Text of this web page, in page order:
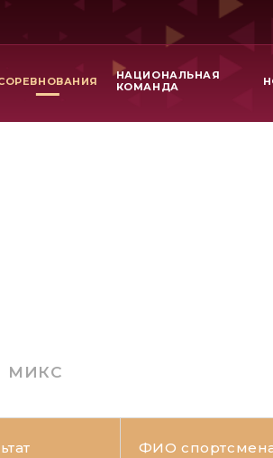
НАЦИОНАЛЬНАЯ
КОМАНДА
МИКС
ФИО